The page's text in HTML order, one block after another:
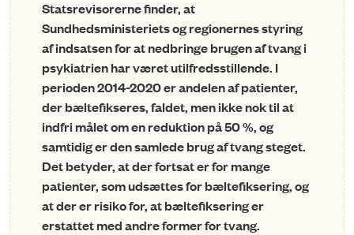
Statsrevisorerne finder, at
Sundhedsministeriets og regionernes styring
af indsatsen for at nedbringe brugen af tvang i
psykiatrien har været utilfredsstillende. I
perioden 2014-2020 er andelen af patienter,
der bæltefikseres, faldet, men ikke nok til at
indfri målet om en reduk­tion på 50 %, og
samtidig er den samlede brug af tvang steget.
Det betyder, at der fortsat er for mange
patienter, som udsættes for bæltefiksering, og
at der er risiko for, at bæltefiksering er
erstattet med andre former for tvang.